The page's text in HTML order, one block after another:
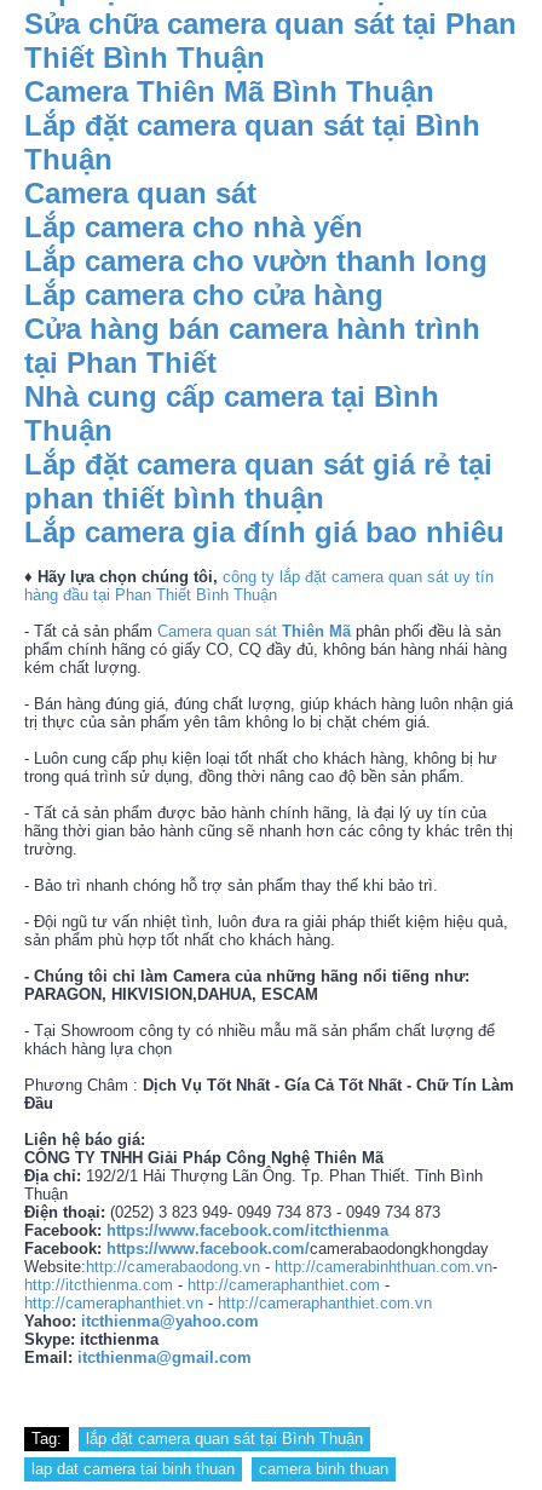
Sửa chữa camera quan sát tại Phan
Thiết Bình Thuận
Camera Thiên Mã Bình Thuận
Lắp đặt camera quan sát tại Bình
Thuận
Camera quan sát
Lắp camera cho nhà yến
Lắp camera cho vườn thanh long
Lắp camera cho cửa hàng
Cửa hàng bán camera hành trình
tại Phan Thiết
Nhà cung cấp camera tại Bình
Thuận
Lắp đặt camera quan sát giá rẻ tại
phan thiết bình thuận
Lắp camera gia đính giá bao nhiêu
♦ Hãy lựa chọn chúng tôi, công ty lắp đặt camera quan sát uy tín
hàng đầu tại Phan Thiết Bình Thuận
- Tất cả sản phẩm Camera quan sát Thiên Mãphân phối đều là sản
phẩm chính hãng có giấy CO, CQ đầy đủ, không bán hàng nhái hàng
kém chất lượng.
- Bán hàng đúng giá, đúng chất lượng, giúp khách hàng luôn nhận giá
trị thực của sản phẩm yên tâm không lo bị chặt chém giá.
- Luôn cung cấp phụ kiện loại tốt nhất cho khách hàng, không bị hư
trong quá trình sử dụng, đồng thời nâng cao độ bền sản phẩm.
- Tất cả sản phẩm được bảo hành chính hãng, là đại lý uy tín của
hãng thời gian bảo hành cũng sẽ nhanh hơn các công ty khác trên thị
trường.
- Bảo trì nhanh chóng hỗ trợ sản phẩm thay thế khi bảo trì.
- Đội ngũ tư vấn nhiệt tình, luôn đưa ra giải pháp thiết kiệm hiệu quả,
sản phẩm phù hợp tốt nhất cho khách hàng.
- Chúng tôi chỉ làm Camera của những hãng nổi tiếng như:
PARAGON, HIKVISION,DAHUA, ESCAM
- Tại Showroom công ty có nhiều mẫu mã sản phẩm chất lượng để
khách hàng lựa chọn
Phương Châm : Dịch Vụ Tốt Nhất - Gía Cả Tốt Nhất - Chữ Tín Làm
Đầu
Liên hệ báo giá:
CÔNG TY TNHH Giải Pháp Công Nghệ Thiên Mã
Địa chỉ: 192/2/1 Hải Thượng Lãn Ông. Tp. Phan Thiết. Tỉnh Bình
Thuận
Điện thoại: (0252) 3 823 949- 0949 734 873 - 0949 734 873
Facebook: https://www.facebook.com/itcthienma
Facebook: https://www.facebook.com/camerabaodongkhongday
Website: http://camerabaodong.vn - http://camerabinhthuan.com.vn-
http://itcthienma.com - http://cameraphanthiet.com -
http://cameraphanthiet.vn - http://cameraphanthiet.com.vn
Yahoo: itcthienma@yahoo.com
Skype: itcthienma
Email: itcthienma@gmail.com
Tag:
lắp đặt camera quan sát tại Bình Thuận
lap dat camera tai binh thuan
camera binh thuan